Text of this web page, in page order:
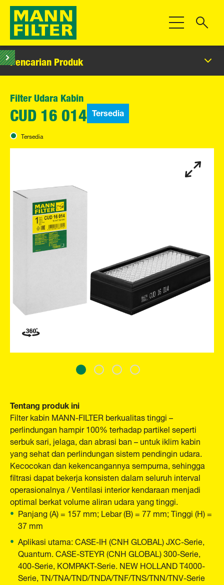
Beralih
Pencarian Produk
Filter Udara Kabin
CUD 16 014 Tersedia
Tersedia
Tentang produk ini
Filter kabin MANN-FILTER berkualitas tinggi –
perlindungan hampir 100% terhadap partikel seperti
serbuk sari, jelaga, dan abrasi ban – untuk iklim kabin
yang sehat dan perlindungan sistem pendingin udara.
Kecocokan dan kekencangannya sempurna, sehingga
filtrasi dapat bekerja konsisten dalam seluruh interval
operasionalnya / Ventilasi interior kendaraan menjadi
optimal berkat volume aliran udara yang tinggi.
Panjang (A) = 157 mm; Lebar (B) = 77 mm; Tinggi (H) =
37 mm
Aplikasi utama: CASE-IH (CNH GLOBAL) JXC-Serie,
Quantum. CASE-STEYR (CNH GLOBAL) 300-Serie,
400-Serie, KOMPAKT-Serie. NEW HOLLAND T4000-
Serie, TN/TNA/TND/TNDA/TNF/TNS/TNN/TNV-Serie